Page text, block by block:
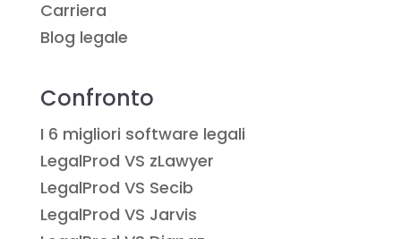
Carriera
Blog legale
Confronto
I 6 migliori software legali
LegalProd VS zLawyer
LegalProd VS Secib
LegalProd VS Jarvis